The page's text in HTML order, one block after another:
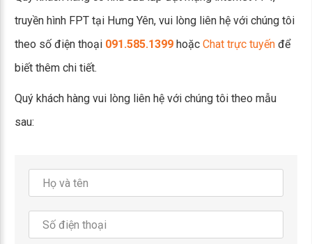
truyền hình FPT tại Hưng Yên, vui lòng liên hệ với chúng tôi
theo số điện thoại 091.585.1399 hoặc Chat trực tuyến để
biết thêm chi tiết.
Quý khách hàng vui lòng liên hệ với chúng tôi theo mẫu
sau: